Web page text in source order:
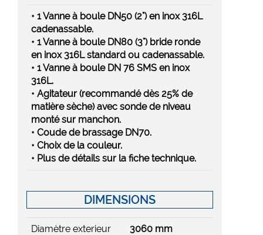
• 1 Vanne à boule DN50 (2") en inox 316L
cadenassable.
• 1 Vanne à boule DN80 (3") bride ronde
en inox 316L standard ou cadenassable.
• 1 Vanne à boule DN 76 SMS en inox
316L.
• Agitateur (recommandé dès 25% de
matière sèche) avec sonde de niveau
monté sur manchon.
• Coude de brassage DN70.
• Choix de la couleur.
• Plus de détails sur la fiche technique.
DIMENSIONS
Diamètre exterieur 3060 mm